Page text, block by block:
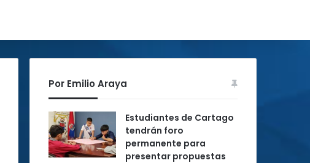
Por Emilio Araya
Estudiantes de Cartago
tendrán foro
permanente para
presentar propuestas